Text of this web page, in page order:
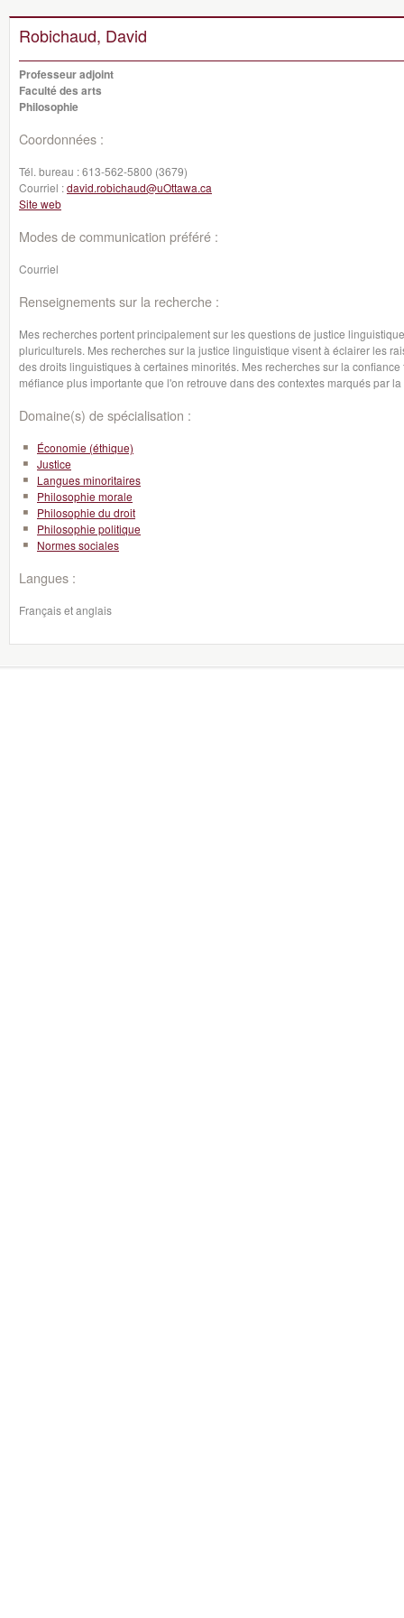
Robichaud, David
Professeur adjoint
Faculté des arts
Philosophie
Coordonnées :
Tél. bureau :613-562-5800 (3679)
Courriel :david.robichaud@uOttawa.ca
Site web
Modes de communication préféré :
Courriel
Renseignements sur la recherche :
Mes recherches portent principalement sur les questions de justice
pluriculturels. Mes recherches sur la justice linguistique visent à éclairer les
des droits linguistiques à certaines minorités. Mes recherches sur la
méfiance plus importante que l'on retrouve dans des contextes marqués par
Domaine(s) de spécialisation :
Économie (éthique)
Justice
Langues minoritaires
Philosophie morale
Philosophie du droit
Philosophie politique
Normes sociales
Langues :
Français et anglais